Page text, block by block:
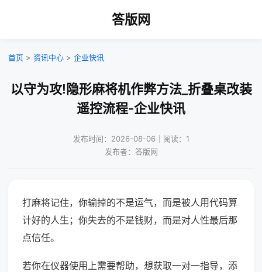
答版网
首页 > 资讯中心 > 企业快讯
以守为攻!隐形麻将机作弊方法_折叠桌改装
遥控流程-企业快讯
发布时间：2026-08-06｜阅读：1
发布者：答版网
打麻将记住，你输掉的不是运气，而是被人用代码算
计好的人生；你失去的不是钱财，而是对人性最后那
点信任。
若你在仪器使用上需要帮助，想获取一对一指导，添